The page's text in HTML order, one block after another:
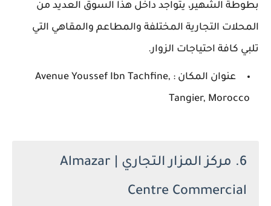
بطوطة الشهير، يتواجد داخل هذا السوق العديد من
المحلات التجارية المختلفة والمطاعم والمقاهي التي
تلبي كافة احتياجات الزوار.
عنوان المكان : Avenue Youssef Ibn Tachfine,
Tangier, Morocco
6. مركز المزار التجاري | Almazar
Centre Commercial